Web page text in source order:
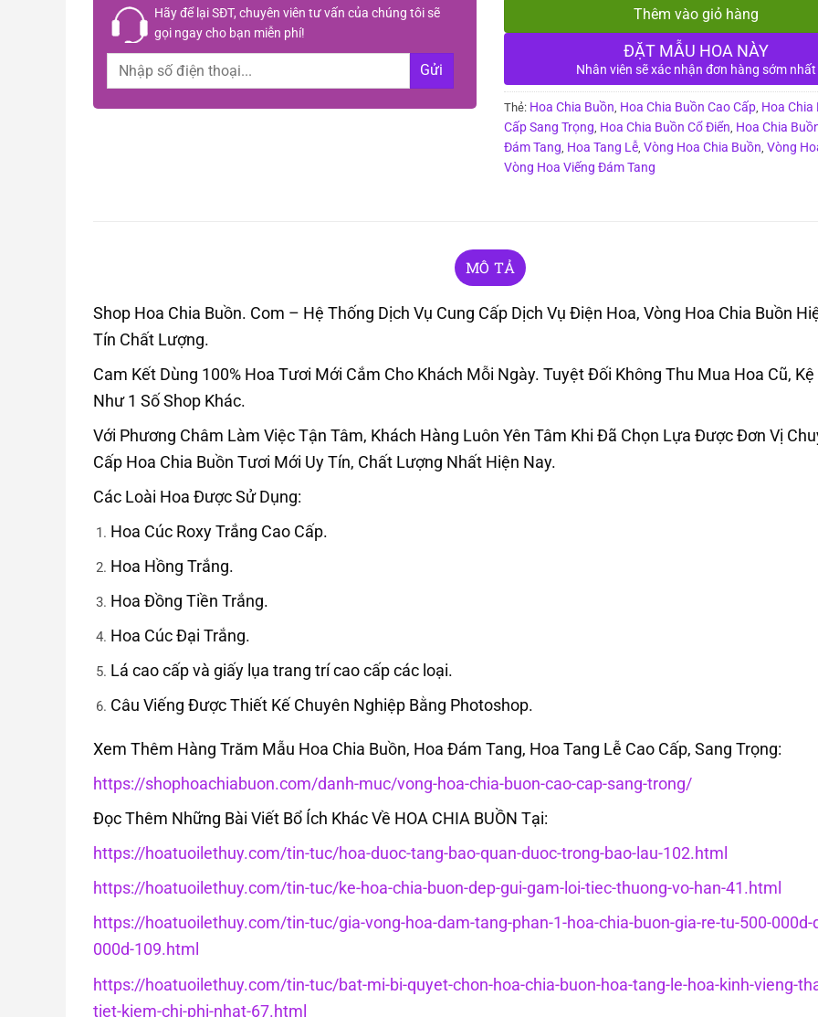
Hãy để lạiSĐT, chuyên viên tư vấn của chúng tôi sẽ
gọi ngay cho bạn miễn phí!
Thêm vào giỏ hàng
ĐẶT MẪU HOA NÀY
Nhân viên sẽ xác nhận đơn hàng sớm nhất
Thẻ: Hoa Chia Buồn, Hoa Chia Buồn Cao Cấp, Hoa Chia
Cấp Sang Trọng, Hoa Chia Buồn Cổ Điển, Hoa Chia
Đám Tang, Hoa Tang Lễ, Vòng Hoa Chia Buồn, Vòng
Vòng Hoa Viếng Đám Tang
MÔ TẢ
Shop Hoa Chia Buồn. Com – Hệ Thống Dịch Vụ Cung Cấp Dịch Vụ Điện Hoa, Vòng Hoa Chia Buồn
Tín Chất Lượng.
Cam Kết Dùng 100% Hoa Tươi Mới Cắm Cho Khách Mỗi Ngày. Tuyệt Đối Không Thu Mua Hoa Cũ, Kệ
Như 1 Số Shop Khác.
Với Phương Châm Làm Việc Tận Tâm, Khách Hàng Luôn Yên Tâm Khi Đã Chọn Lựa Được Đơn Vị
Cấp Hoa Chia Buồn Tươi Mới Uy Tín, Chất Lượng Nhất Hiện Nay.
Các Loài Hoa Được Sử Dụng:
Hoa Cúc Roxy Trắng Cao Cấp.
Hoa Hồng Trắng.
Hoa Đồng Tiền Trắng.
Hoa Cúc Đại Trắng.
Lá cao cấp và giấy lụa trang trí cao cấp các loại.
Câu Viếng Được Thiết Kế Chuyên Nghiệp Bằng Photoshop.
Xem Thêm Hàng Trăm Mẫu Hoa Chia Buồn, Hoa Đám Tang, Hoa Tang Lễ Cao Cấp, Sang Trọng:
https://shophoachiabuon.com/danh-muc/vong-hoa-chia-buon-cao-cap-sang-trong/
Đọc Thêm Những Bài Viết Bổ Ích Khác Về HOA CHIA BUỒN Tại:
https://hoatuoilethuy.com/tin-tuc/hoa-duoc-tang-bao-quan-duoc-trong-bao-lau-102.html
https://hoatuoilethuy.com/tin-tuc/ke-hoa-chia-buon-dep-gui-gam-loi-tiec-thuong-vo-han-41.html
https://hoatuoilethuy.com/tin-tuc/gia-vong-hoa-dam-tang-phan-1-hoa-chia-buon-gia-re-tu-500-000d-
000d-109.html
https://hoatuoilethuy.com/tin-tuc/bat-mi-bi-quyet-chon-hoa-chia-buon-hoa-tang-le-hoa-kinh-vieng-
tiet-kiem-chi-phi-nhat-67.html